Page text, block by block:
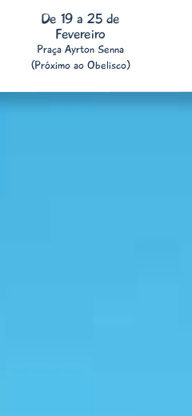
De 19 a 25 de
Fevereiro
Praça Ayrton Senna
(Próximo ao Obelisco)